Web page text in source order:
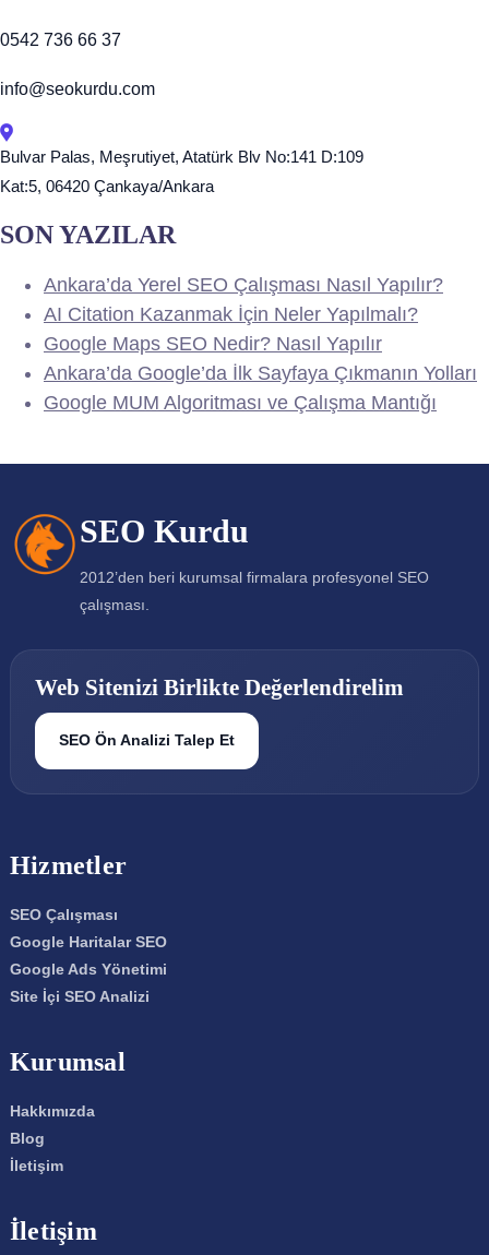
0542 736 66 37
info@seokurdu.com
Bulvar Palas, Meşrutiyet, Atatürk Blv No:141 D:109
Kat:5, 06420 Çankaya/Ankara
SON YAZILAR
Ankara’da Yerel SEO Çalışması Nasıl Yapılır?
AI Citation Kazanmak İçin Neler Yapılmalı?
Google Maps SEO Nedir? Nasıl Yapılır
Ankara’da Google’da İlk Sayfaya Çıkmanın Yolları
Google MUM Algoritması ve Çalışma Mantığı
SEO Kurdu
2012’den beri kurumsal firmalara profesyonel SEO
çalışması.
Web Sitenizi Birlikte Değerlendirelim
SEO Ön Analizi Talep Et
Hizmetler
SEO Çalışması
Google Haritalar SEO
Google Ads Yönetimi
Site İçi SEO Analizi
Kurumsal
Hakkımızda
Blog
İletişim
İletişim